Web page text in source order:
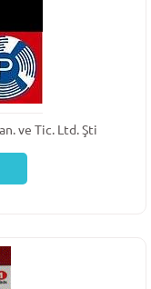
ve Tic. Ltd. Şti